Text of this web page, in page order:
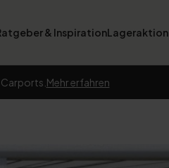
& InspirationLageraktion
Mehr erfahren